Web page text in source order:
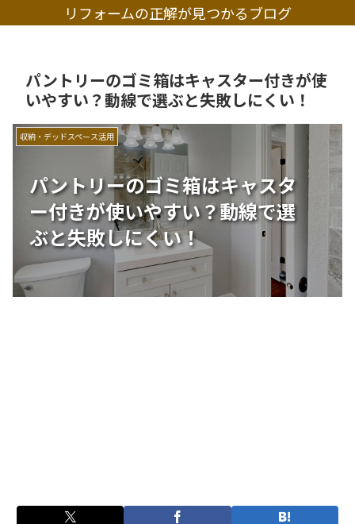
リフォームの正解が見つかるブログ
パントリーのゴミ箱はキャスター付きが使
いやすい？動線で選ぶと失敗しにくい！
パントリーのゴミ箱はキャスタ
ー付きが使いやすい？動線で選
ぶと失敗しにくい！
収納・デッドスペース活用